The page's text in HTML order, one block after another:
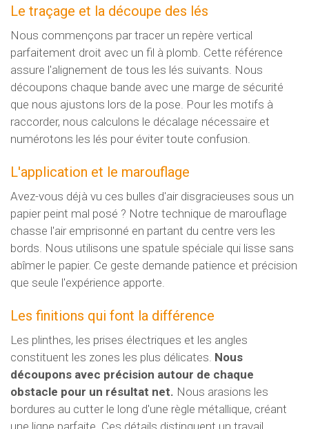
Le traçage et la découpe des lés
Nous commençons par tracer un repère vertical
parfaitement droit avec un fil à plomb. Cette référence
assure l'alignement de tous les lés suivants. Nous
découpons chaque bande avec une marge de sécurité
que nous ajustons lors de la pose. Pour les motifs à
raccorder, nous calculons le décalage nécessaire et
numérotons les lés pour éviter toute confusion.
L'application et le marouflage
Avez-vous déjà vu ces bulles d'air disgracieuses sous un
papier peint mal posé ? Notre technique de marouflage
chasse l'air emprisonné en partant du centre vers les
bords. Nous utilisons une spatule spéciale qui lisse sans
abîmer le papier. Ce geste demande patience et précision
que seule l'expérience apporte.
Les finitions qui font la différence
Les plinthes, les prises électriques et les angles
constituent les zones les plus délicates. Nous
découpons avec précision autour de chaque
obstacle pour un résultat net. Nous arasions les
bordures au cutter le long d'une règle métallique, créant
une ligne parfaite. Ces détails distinguent un travail